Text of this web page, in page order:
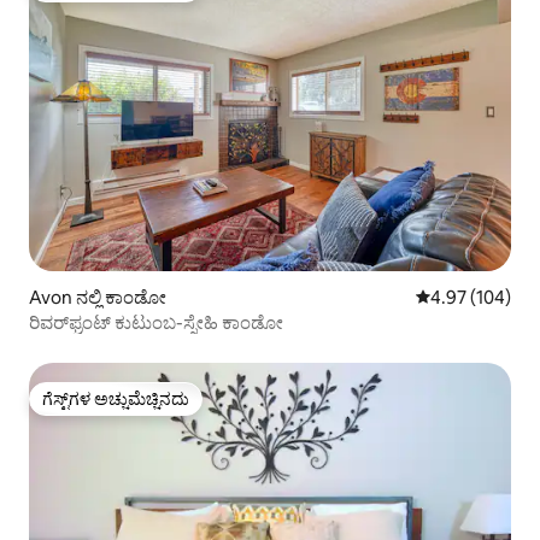
Avon ನಲ್ಲಿ ಕಾಂಡೋ 5 ರಲ್ಲಿ 4.97
4.97 (104)
ರಿವರ್‌ಫ್ರಂಟ್ ಕುಟುಂಬ-ಸ್ನೇಹಿ ಕಾಂಡೋ
ಗೆಸ್ಟ್‌ಗಳ ಅಚ್ಚುಮೆಚ್ಚಿನದು
ಗೆಸ್ಟ್‌ಗಳ ಅಚ್ಚುಮೆಚ್ಚಿನದು